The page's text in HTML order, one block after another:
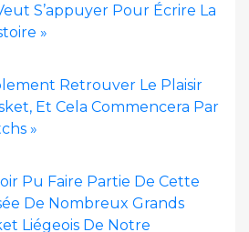
S’appuyer Pour Écrire La
»
Retrouver Le Plaisir
Et Cela Commencera Par
»
Pu Faire Partie De Cette
De Nombreux Grands
Liégeois De Notre